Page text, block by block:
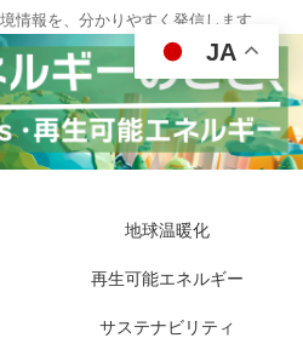
情報を、分かりやすく発信します
地球温暖化
再生可能エネルギー
サステナビリティ
JA